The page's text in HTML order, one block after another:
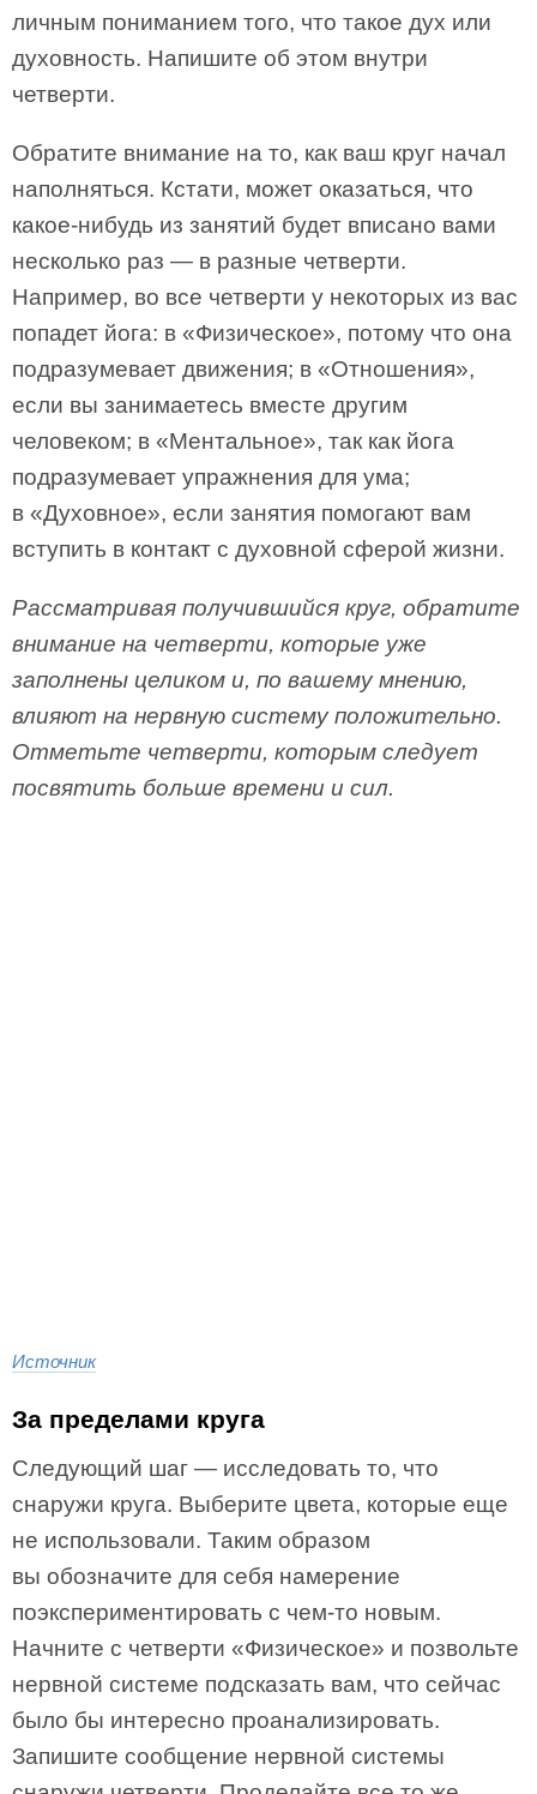
личным пониманием того, что такое дух или
духовность. Напишите об этом внутри
четверти.
Обратите внимание на то, как ваш круг начал
наполняться. Кстати, может оказаться, что
какое-нибудь из занятий будет вписано вами
несколько раз — в разные четверти.
Например, во все четверти у некоторых из вас
попадет йога: в «Физическое», потому что она
подразумевает движения; в «Отношения»,
если вы занимаетесь вместе другим
человеком; в «Ментальное», так как йога
подразумевает упражнения для ума;
в «Духовное», если занятия помогают вам
вступить в контакт с духовной сферой жизни.
Рассматривая получившийся круг, обратите
внимание на четверти, которые уже
заполнены целиком и, по вашему мнению,
влияют на нервную систему положительно.
Отметьте четверти, которым следует
посвятить больше времени и сил.
Источник
За пределами круга
Следующий шаг — исследовать то, что
снаружи круга. Выберите цвета, которые еще
не использовали. Таким образом
вы обозначите для себя намерение
поэкспериментировать с чем-то новым.
Начните с четверти «Физическое» и позвольте
нервной системе подсказать вам, что сейчас
было бы интересно проанализировать.
Запишите сообщение нервной системы